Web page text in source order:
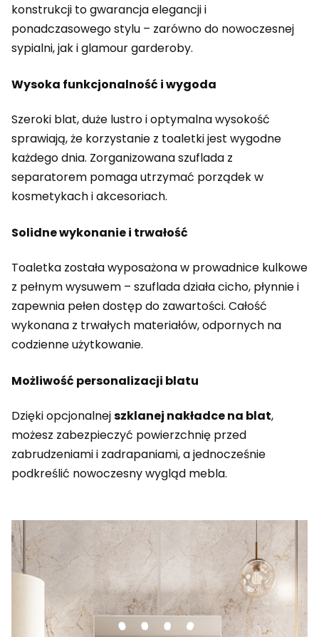
konstrukcji to gwarancja elegancji i
ponadczasowego stylu – zarówno do nowoczesnej
sypialni, jak i glamour garderoby.
Wysoka funkcjonalność i wygoda
Szeroki blat, duże lustro i optymalna wysokość
sprawiają, że korzystanie z toaletki jest wygodne
każdego dnia. Zorganizowana szuflada z
separatorem pomaga utrzymać porządek w
kosmetykach i akcesoriach.
Solidne wykonanie i trwałość
Toaletka została wyposażona w prowadnice kulkowe
z pełnym wysuwem – szuflada działa cicho, płynnie i
zapewnia pełen dostęp do zawartości. Całość
wykonana z trwałych materiałów, odpornych na
codzienne użytkowanie.
Możliwość personalizacji blatu
Dzięki opcjonalnejszklanej nakładce na blat,
możesz zabezpieczyć powierzchnię przed
zabrudzeniami i zadrapaniami, a jednocześnie
podkreślić nowoczesny wygląd mebla.